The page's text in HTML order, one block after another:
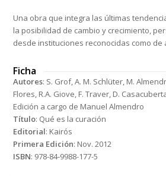
Una obra que integra las últimas
la posibilidad de cambio y crecimiento,
desde instituciones reconocidas como
Ficha
Autores: S. Grof, A. M. Schlüter, M.
Flores, R.A. Giove, F. Traver, D.
Edición a cargo de Manuel Almendro
Título: Qué es la curación
Editorial: Kairós
Primera Edición: Nov. 2012
ISBN: 978-84-9988-177-5